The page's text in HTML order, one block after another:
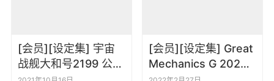
[会员][设定集] 宇宙
战舰大和号2199 公式
[会员][设定集] Great
Mechanics G 2020